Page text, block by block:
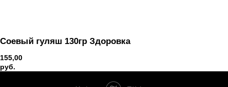
Соевый гуляш 130гр Здоровка
155,00
руб.